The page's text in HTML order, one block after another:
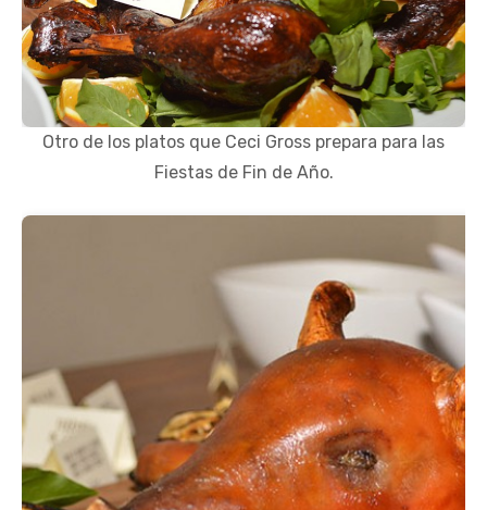
Otro de los platos que Ceci Gross prepara para las
Fiestas de Fin de Año.